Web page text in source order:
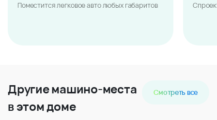
Поместится легковое авто любых габаритов
Другие машино-места
в этом доме
Смотреть все